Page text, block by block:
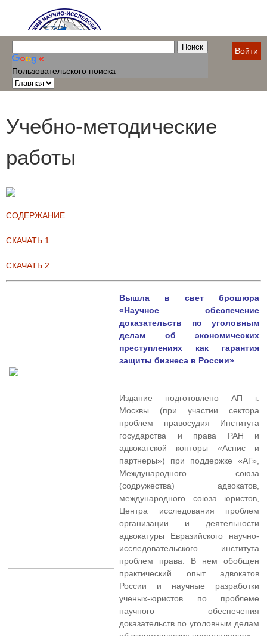
Пользовательского поиска
Войти
Учебно-методические
работы
СОДЕРЖАНИЕ
СКАЧАТЬ 1
СКАЧАТЬ 2
Вышла в свет брошюра
«Научное обеспечение
доказательств по уголовным
делам об экономических
преступлениях как гарантия
защиты бизнеса в России»
Издание подготовлено АП г.
Москвы (при участии сектора
проблем правосудия Института
государства и права РАН и
адвокатской конторы «Аснис и
партнеры») при поддержке «АГ»,
Международного союза
(содружества) адвокатов,
международного союза юристов,
Центра исследования проблем
организации и деятельности
адвокатуры Евразийского научно-
исследовательского института
проблем права. В нем обобщен
практический опыт адвокатов
России и научные разработки
ученых-юристов по проблеме
научного обеспечения
доказательств по уголовным делам